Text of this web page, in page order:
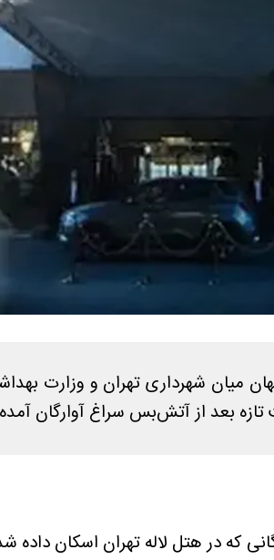
میان شهرداری تهران و وزارت
بعد از آتش‌بس سراغ آوارگان
که در هتل لاله تهران اسکان